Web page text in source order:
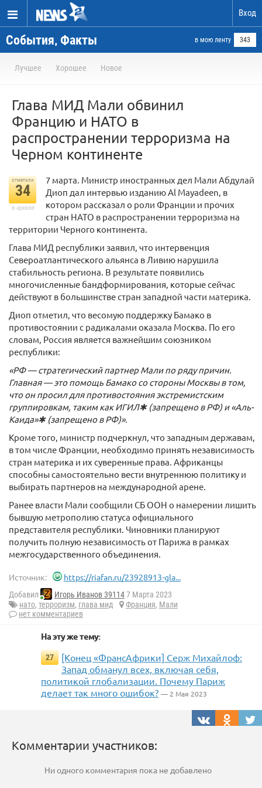
Вход
События, Факты в мою ленту 343
Лучшее Хорошее Новое
Глава МИД Мали обвинил
Францию и НАТО в
распространении терроризма на
Черном континенте
отметили
34
в архиве
7 марта. Министр иностранных дел Мали Абдулай
Диоп дал интервью изданию Al Mayadeen, в
котором рассказал о роли Франции и прочих
стран НАТО в распространении терроризма на
территории Черного континента.
Глава МИД республики заявил, что интервенция
Североатлантического альянса в Ливию нарушила
стабильность региона. В результате появились
многочисленные бандформирования, которые сейчас
действуют в большинстве стран западной части материка.
Диоп отметил, что весомую поддержку Бамако в
противостоянии с радикалами оказала Москва. По его
словам, Россия является важнейшим союзником
республики:
«РФ — стратегический партнер Мали по ряду причин.
Главная — это помощь Бамако со стороны Москвы в том,
что он просил для противостояния экстремистским
группировкам, таким как ИГИЛ✱ (запрещено в РФ) и «Аль-
Каида»✱ (запрещено в РФ)».
Кроме того, министр подчеркнул, что западным державам,
в том числе Франции, необходимо принять независимость
стран материка и их суверенные права. Африканцы
способны самостоятельно вести внутреннюю политику и
выбирать партнеров на международной арене.
Ранее власти Мали сообщили СБ ООН о намерении лишить
бывшую метрополию статуса официального
представителя республики. Чиновники планируют
получить полную независимость от Парижа в рамках
межгосударственного объединения.
Источник: https://riafan.ru/23928913-gla...
Добавил Игорь Иванов 391147 Марта 2023
нато, терроризм, глава мид Франция, Мали
нет комментариев
На эту же тему:
27
[Конец «ФрансАфрики] Серж Михайлоф:
Запад обманул всех, включая себя,
политикой глобализации. Почему Париж
делает так много ошибок? — 2 Мая 2023
Комментарии участников:
Ни одного комментария пока не добавлено